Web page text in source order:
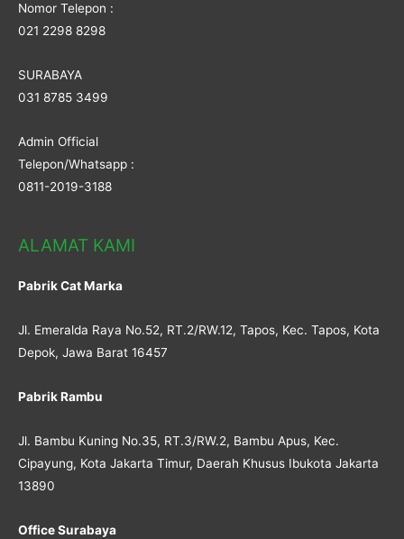
Nomor Telepon :
021 2298 8298
SURABAYA
031 8785 3499
Admin Official
Telepon/Whatsapp :
0811-2019-3188
ALAMAT KAMI
Pabrik Cat Marka
Jl. Emeralda Raya No.52, RT.2/RW.12, Tapos, Kec. Tapos, Kota
Depok, Jawa Barat 16457
Pabrik Rambu
Jl. Bambu Kuning No.35, RT.3/RW.2, Bambu Apus, Kec.
Cipayung, Kota Jakarta Timur, Daerah Khusus Ibukota Jakarta
13890
Office Surabaya